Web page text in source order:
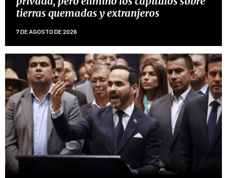
tierras quemadas y extranjeros
7 DE AGOSTO DE 2026